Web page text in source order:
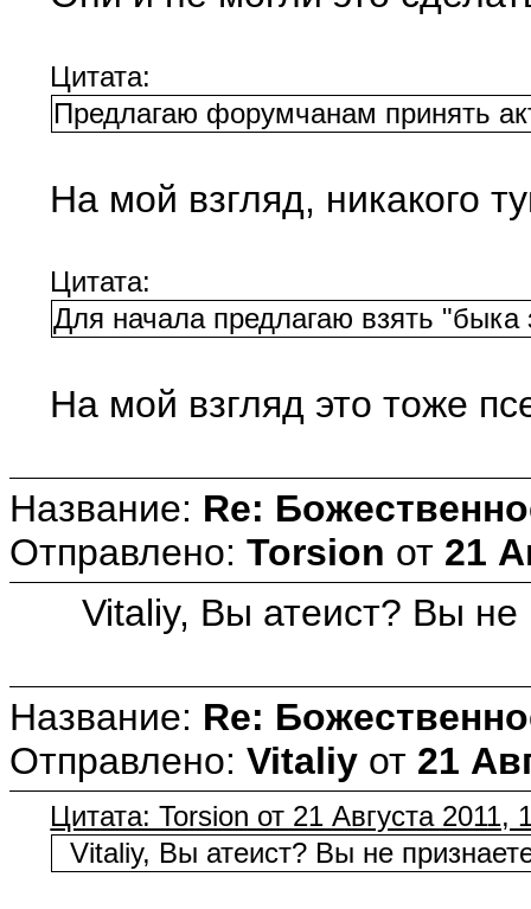
Цитата:
Предлагаю форумчанам принять
На мой взгляд, никакого
Цитата:
Для начала предлагаю взять
На мой взгляд это тоже
Название: Re:
Отправлено: Torsion от 21
Vitaliy, Вы атеист? Вы не
Название: Re:
Отправлено: Vitaliy от 21
Цитата: Torsion от 21 Августа 2011,
Vitaliy, Вы атеист? Вы не